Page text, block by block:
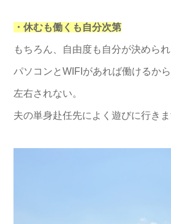
・休むも働くも自分次第
もちろん、自由度も自分が決められ
パソコンとWIFIがあれば働けるか
左右されない。
夫の単身赴任先によく遊びに行きま